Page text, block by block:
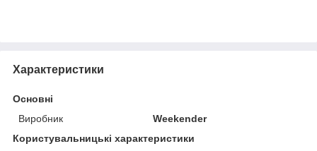
Характеристики
Основні
Виробник
Weekender
Користувальницькі характеристики